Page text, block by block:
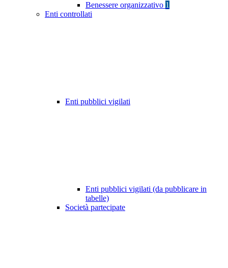
Benessere organizzativo 1
Enti controllati
Enti pubblici vigilati
Enti pubblici vigilati (da pubblicare in
tabelle)
Società partecipate